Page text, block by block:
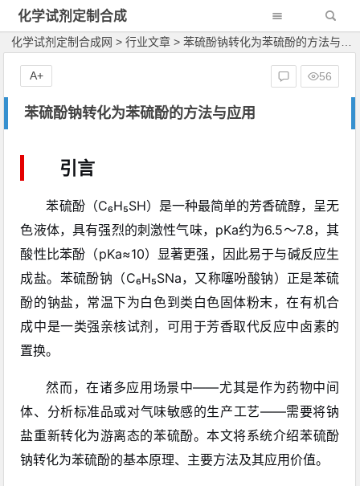
化学试剂定制合成
网
化学试剂定制合成网 > 行业文章 > 苯硫酚钠转化为苯硫酚的方法与应用
苯硫酚钠转化为苯硫酚的方法与应用
56
A+
引言
苯硫酚（C₆H₅SH）是一种最简单的芳香硫醇，呈无
色液体，具有强烈的刺激性气味，pKa约为6.5～7.8，其
酸性比苯酚（pKa≈10）显著更强，因此易于与碱反应生
成盐。苯硫酚钠（C₆H₅SNa，又称噻吩酸钠）正是苯硫
酚的钠盐，常温下为白色到类白色固体粉末，在有机合
成中是一类强亲核试剂，可用于芳香取代反应中卤素的
置换。
然而，在诸多应用场景中——尤其是作为药物中间
体、分析标准品或对气味敏感的生产工艺——需要将钠
盐重新转化为游离态的苯硫酚。本文将系统介绍苯硫酚
钠转化为苯硫酚的基本原理、主要方法及其应用价值。